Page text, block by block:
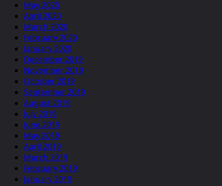
May 2020
April 2020
March 2020
February 2020
January 2020
December 2019
November 2019
October 2019
September 2019
August 2019
July 2019
June 2019
May 2019
April 2019
March 2019
February 2019
January 2019